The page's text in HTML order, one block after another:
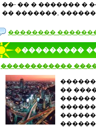
��- �� � ������� �
�� �������,
��������
����������
������������
��